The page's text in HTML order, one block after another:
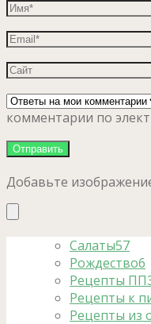
комментарии по
Добавьте изображение
Салаты57
Рождество6
Рецепты ПП
Рецепты к
Рецепты из